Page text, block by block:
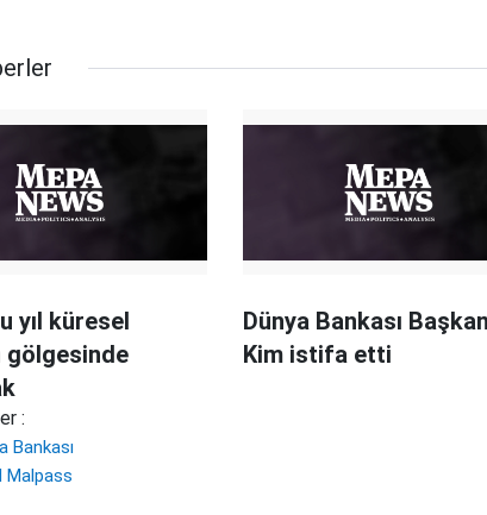
yıl küresel
gölgesinde
Dünya Bankası
Kim istifa etti
:
Bankası
Malpass